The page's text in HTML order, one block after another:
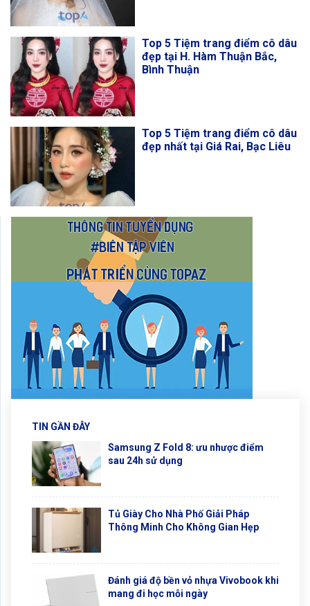
Top 5 Tiệm trang điểm cô dâu
đẹp tại H. Hàm Thuận Bắc,
Bình Thuận
Top 5 Tiệm trang điểm cô dâu
đẹp nhất tại Giá Rai, Bạc Liêu
TIN GẦN ĐÂY
Samsung Z Fold 8: ưu nhược điểm
sau 24h sử dụng
Tủ Giày Cho Nhà Phố Giải Pháp
Thông Minh Cho Không Gian Hẹp
Đánh giá độ bền vỏ nhựa Vivobook khi
mang đi học mỗi ngày